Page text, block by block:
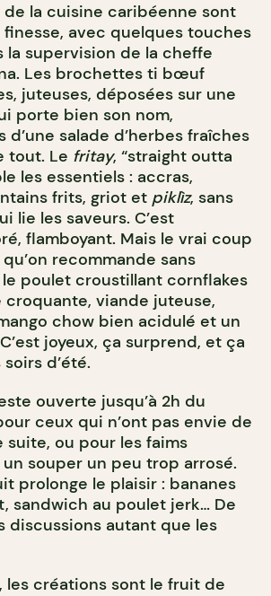
de la cuisine caribéenne sont
avec quelques touches
la supervision de la cheffe
Les brochettes ti bœuf
juteuses, déposées sur une
porte bien son nom,
d’une salade d’herbes fraîches
tout. Le fritay, “straight outta
les essentiels : accras,
frits, griot et piklìz, sans
lie les saveurs. C’est
flamboyant. Mais le vrai coup
recommande sans
le poulet croustillant cornflakes
viande juteuse,
chow bien acidulé et un
joyeux, ça surprend, et ça
d’été.
ouverte jusqu’à 2h du
ceux qui n’ont pas envie de
ou pour les faims
souper un peu trop arrosé.
prolonge le plaisir : bananes
sandwich au poulet jerk… De
discussions autant que les
les créations sont le fruit de